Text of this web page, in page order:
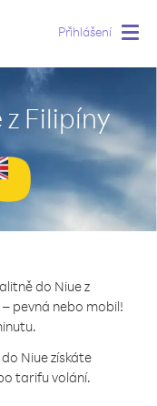
Přihlášení
Filipíny
do Niue z
pevná nebo mobil!
Niue získáte
tarifu volání.